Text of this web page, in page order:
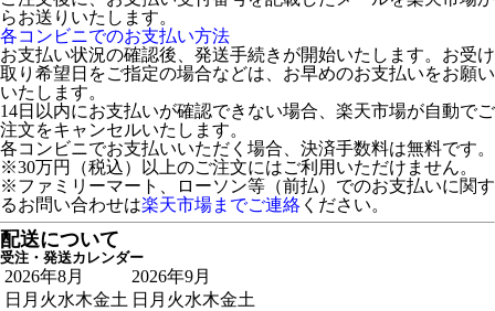
らお送りいたします。
各コンビニでのお支払い方法
お支払い状況の確認後、発送手続きが開始いたします。お受け
取り希望日をご指定の場合などは、お早めのお支払いをお願い
いたします。
14日以内にお支払いが確認できない場合、楽天市場が自動でご
注文をキャンセルいたします。
各コンビニでお支払いいただく場合、決済手数料は無料です。
※30万円（税込）以上のご注文にはご利用いただけません。
※ファミリーマート、ローソン等（前払）でのお支払いに関す
るお問い合わせは楽天市場までご連絡 ください。
配送について
受注・発送カレンダー
2026年8月
日 月 火水木金土
2026年9月
日 月 火水木金土